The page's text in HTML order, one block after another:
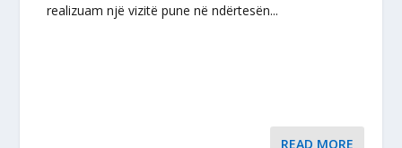
realizuam një vizitë pune në ndërtesën...
READ MORE